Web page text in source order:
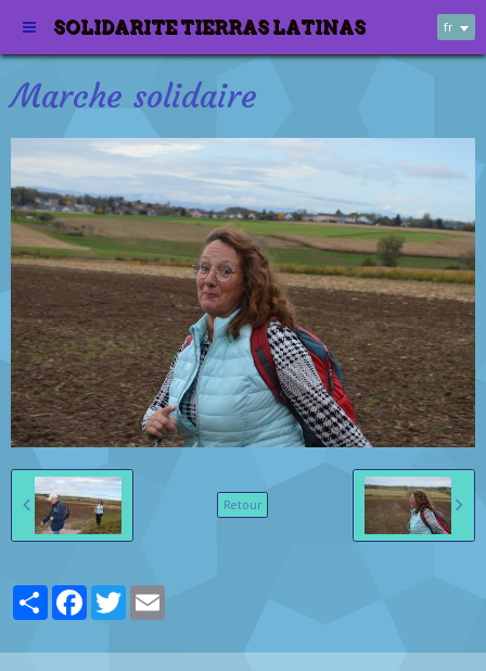
SOLIDARITE TIERRAS LATINAS fr
Marche solidaire
Retour
PartagerFacebookTwitter